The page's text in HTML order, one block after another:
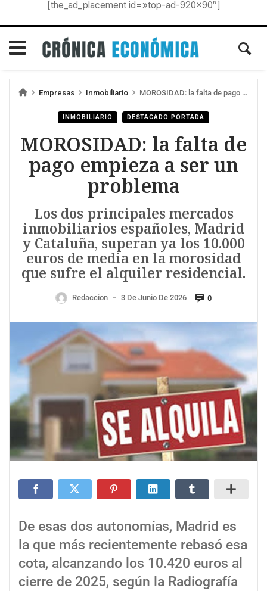
[the_ad_placement id=»top-ad-920×90″]
Empresas Inmobiliario MOROSIDAD: la falta de pago empieza a ser un problema
INMOBILIARIO DESTACADO PORTADA
MOROSIDAD: la falta de
pago empieza a ser un
problema
Los dos principales mercados
inmobiliarios españoles, Madrid
y Cataluña, superan ya los 10.000
euros de media en la morosidad
que sufre el alquiler residencial.
Redaccion — 3 De Junio De 2026 0
De esas dos autonomías, Madrid es
la que más recientemente rebasó esa
cota, alcanzando los 10.420 euros al
cierre de 2025, según la Radiografía